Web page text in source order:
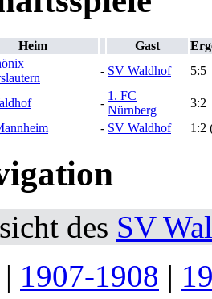
Heim Gast
- SV Waldhof 5:5
-
1. FC
Nürnberg
3:2
- SV Waldhof 1:2
des SV
| 1907-1908 |